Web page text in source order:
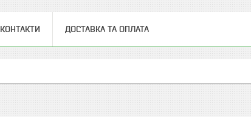
КОНТАКТИ ДОСТАВКА ТА ОПЛАТА